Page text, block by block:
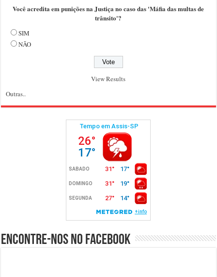
Você acredita em punições na Justiça no caso das 'Máfia das multas de
trânsito'?
SIM
NÃO
View Results
Outras..
Encontre-nos no Facebook